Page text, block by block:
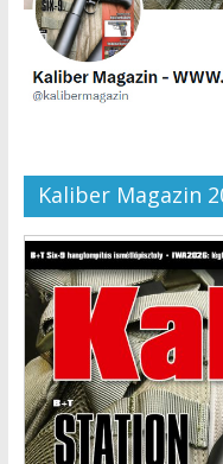
Kaliber Magazin